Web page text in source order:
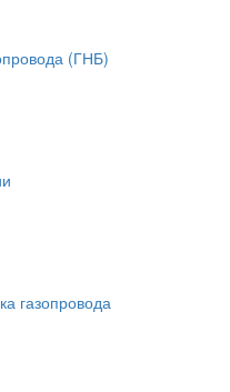
(ГНБ)
газопровода